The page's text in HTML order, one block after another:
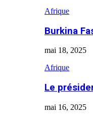
Afrique
Burkina
mai 18, 2025
Afrique
Le
mai 16, 2025